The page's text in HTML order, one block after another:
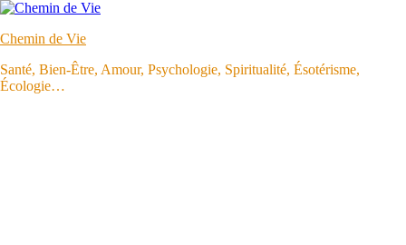
Aller
contenu
Chemin de Vie
Santé, Bien-Être, Amour, Psychologie, Spiritualité, Ésotérisme,
Écologie…